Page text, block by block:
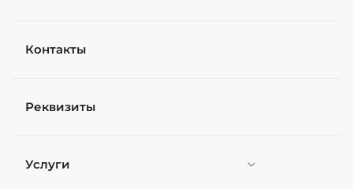
Контакты
Реквизиты
Услуги